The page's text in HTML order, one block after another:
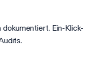
Ein-Klick-